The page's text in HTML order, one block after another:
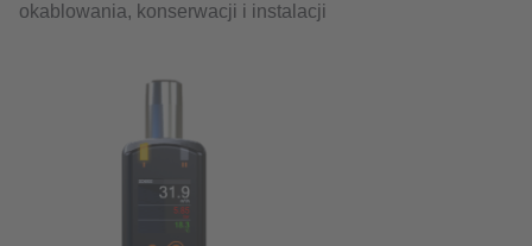
okablowania, konserwacji i instalacji